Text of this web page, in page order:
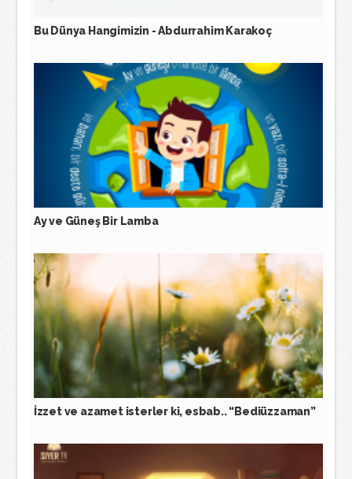
Bu Dünya Hangimizin - Abdurrahim Karakoç
Ay ve Güneş Bir Lamba
İzzet ve azamet isterler ki, esbab.. “Bediüzzaman”